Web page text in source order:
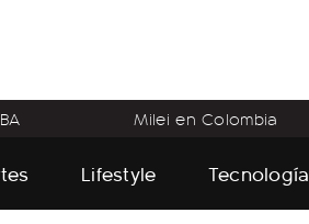
Milei en Colombia
Lifestyle Tecnología